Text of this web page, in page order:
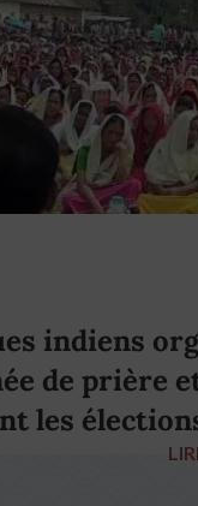
indiens
de prière
les